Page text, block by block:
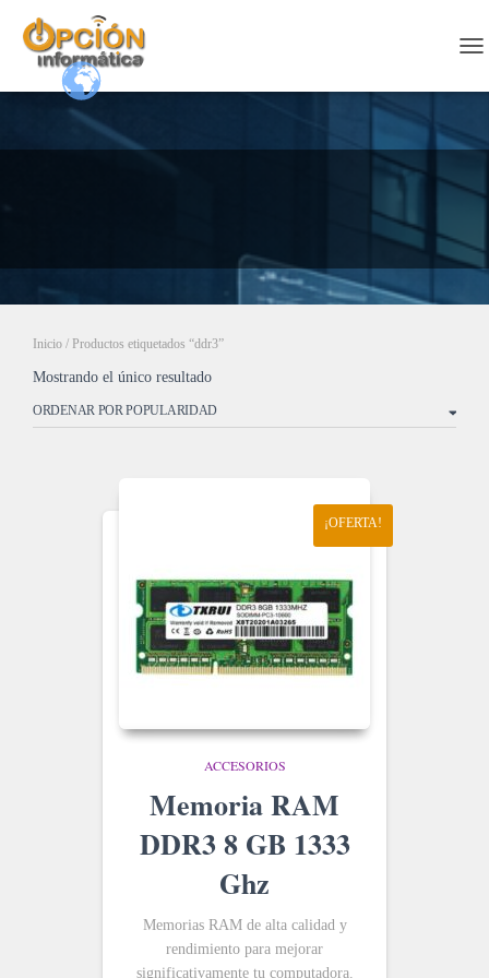
Inicio / Productos etiquetados “ddr3”
Mostrando el único resultado
¡OFERTA!
ACCESORIOS
Memoria RAM
DDR3 8 GB 1333
Ghz
Memorias RAM de alta calidad y
rendimiento para mejorar
significativamente tu computadora.